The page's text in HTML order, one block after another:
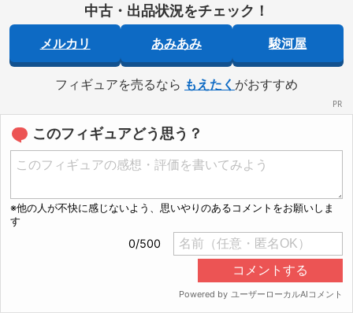
中古・出品状況をチェック！
メルカリ あみあみ 駿河屋
フィギュアを売るなら もえたく がおすすめ
このフィギュアどう思う？